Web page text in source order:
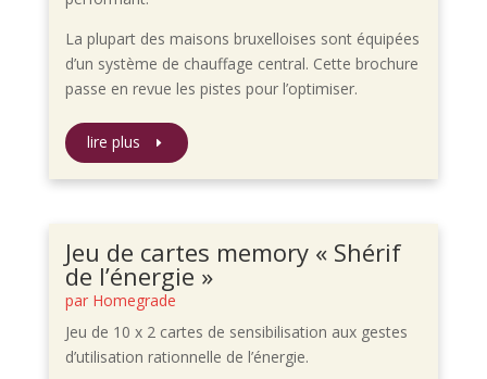
La plupart des maisons bruxelloises sont équipées
d’un système de chauffage central. Cette brochure
passe en revue les pistes pour l’optimiser.
lire plus
Jeu de cartes memory « Shérif
de l’énergie »
par Homegrade
Jeu de 10 x 2 cartes de sensibilisation aux gestes
d’utilisation rationnelle de l’énergie.